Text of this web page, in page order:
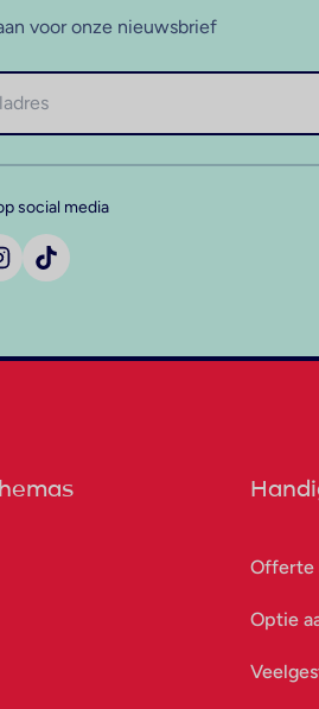
voor onze nieuwsbrief
social media
Offerte
Optie